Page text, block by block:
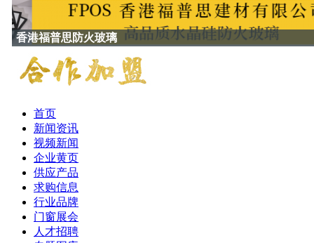
香港福普思防火玻璃
首页
新闻资讯
视频新闻
企业黄页
供应产品
求购信息
行业品牌
门窗展会
人才招聘